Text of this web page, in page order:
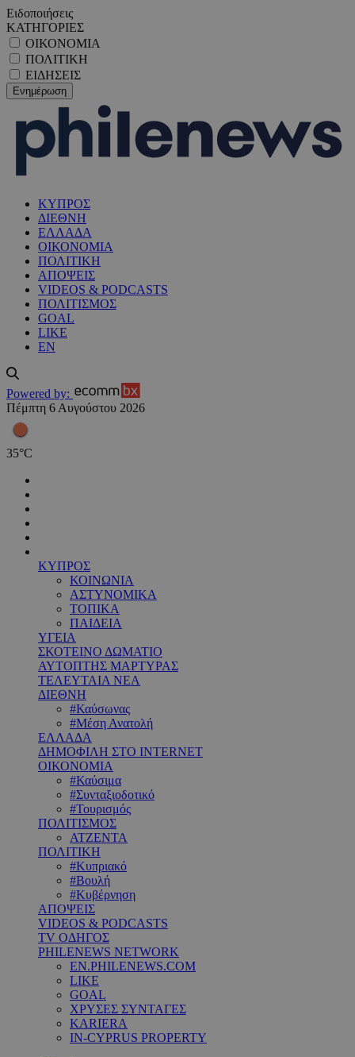
Ειδοποιήσεις
ΚΑΤΗΓΟΡΙΕΣ
ΟΙΚΟΝΟΜΙΑ
ΠΟΛΙΤΙΚΗ
ΕΙΔΗΣΕΙΣ
ΚΥΠΡΟΣ
ΔΙΕΘΝΗ
ΕΛΛΑΔΑ
ΟΙΚΟΝΟΜΙΑ
ΠΟΛΙΤΙΚΗ
ΑΠΟΨΕΙΣ
VIDEOS & PODCASTS
ΠΟΛΙΤΙΣΜΟΣ
GOAL
LIKE
EN
Powered by:
Πέμπτη 6 Αυγούστου 2026
35°C
ΚΥΠΡΟΣ
ΚΟΙΝΩΝΙΑ
ΑΣΤΥΝΟΜΙΚΑ
ΤΟΠΙΚΑ
ΠΑΙΔΕΙΑ
ΥΓΕΙΑ
ΣΚΟΤΕΙΝΟ ΔΩΜΑΤΙΟ
ΑΥΤΟΠΤΗΣ ΜΑΡΤΥΡΑΣ
ΤΕΛΕΥΤΑΙΑ ΝΕΑ
ΔΙΕΘΝΗ
#Καύσωνας
#Μέση Ανατολή
ΕΛΛΑΔΑ
ΔΗΜΟΦΙΛΗ ΣΤΟ INTERNET
ΟΙΚΟΝΟΜΙΑ
#Καύσιμα
#Συνταξιοδοτικό
#Τουρισμός
ΠΟΛΙΤΙΣΜΟΣ
ΑΤΖΕΝΤΑ
ΠΟΛΙΤΙΚΗ
#Κυπριακό
#Βουλή
#Κυβέρνηση
ΑΠΟΨΕΙΣ
VIDEOS & PODCASTS
TV ΟΔΗΓΟΣ
PHILENEWS NETWORK
EN.PHILENEWS.COM
LIKE
GOAL
ΧΡΥΣΕΣ ΣΥΝΤΑΓΕΣ
KARIERA
IN-CYPRUS PROPERTY